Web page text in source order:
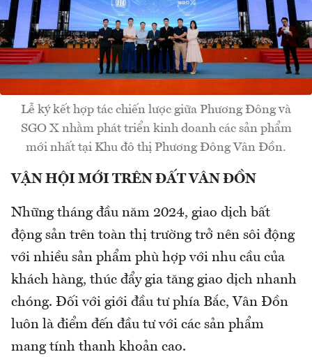
Lễ ký kết hợp tác chiến lược giữa Phương Đông và
SGO X nhằm phát triển kinh doanh các sản phẩm
mới nhất tại Khu đô thị Phương Đông Vân Đồn.
VẬN HỘI MỚI TRÊN ĐẤT VÂN ĐỒN
Những tháng đầu năm 2024, giao dịch bất
động sản trên toàn thị trường trở nên sôi động
với nhiều sản phẩm phù hợp với nhu cầu của
khách hàng, thúc đẩy gia tăng giao dịch nhanh
chóng. Đối với giới đầu tư phía Bắc, Vân Đồn
luôn là điểm đến đầu tư với các sản phẩm
mang tính thanh khoản cao.